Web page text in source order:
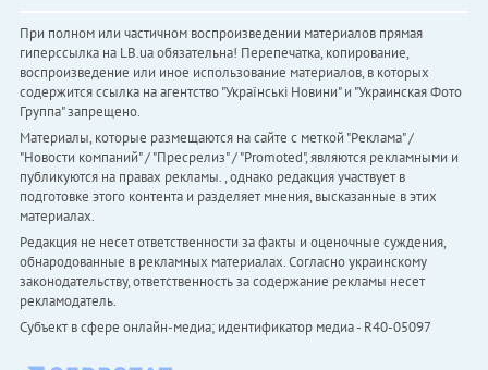
При полном или частичном воспроизведении материалов прямая
гиперссылка на LB.ua обязательна! Перепечатка, копирование,
воспроизведение или иное использование материалов, в которых
содержится ссылка на агентство "Українськi Новини" и "Украинская Фото
Группа" запрещено.
Материалы, которые размещаются на сайте с меткой "Реклама" /
"Новости компаний" / "Пресрелиз" / "Promoted", являются рекламными и
публикуются на правах рекламы. , однако редакция участвует в
подготовке этого контента и разделяет мнения, высказанные в этих
материалах.
Редакция не несет ответственности за факты и оценочные суждения,
обнародованные в рекламных материалах. Согласно украинскому
законодательству, ответственность за содержание рекламы несет
рекламодатель.
Субъект в сфере онлайн-медиа; идентификатор медиа - R40-05097